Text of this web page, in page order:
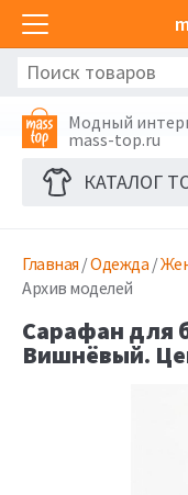
Модный
mass-top.ru
КАТАЛОГ
Главная /Одежда /
Архив моделей
Сарафан для
Вишнёвый.